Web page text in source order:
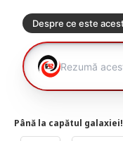
Până la capătul galaxiei!